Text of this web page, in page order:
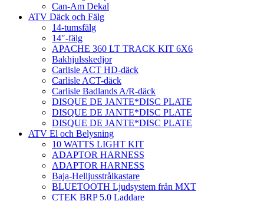
Can-Am Dekal
ATV Däck och Fälg
14-tumsfälg
14″-fälg
APACHE 360 LT TRACK KIT 6X6
Bakhjulsskedjor
Carlisle ACT HD-däck
Carlisle ACT-däck
Carlisle Badlands A/R-däck
DISQUE DE JANTE*DISC PLATE
DISQUE DE JANTE*DISC PLATE
DISQUE DE JANTE*DISC PLATE
ATV El och Belysning
10 WATTS LIGHT KIT
ADAPTOR HARNESS
ADAPTOR HARNESS
Baja-Helljusstrålkastare
BLUETOOTH Ljudsystem från MXT
CTEK BRP 5.0 Laddare